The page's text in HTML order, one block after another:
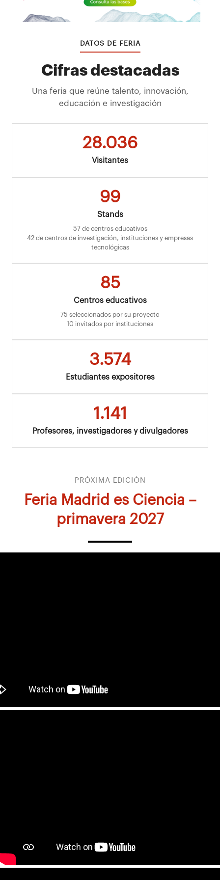
DATOS DE FERIA
Cifras destacadas
Una feria que reúne talento, innovación,
educación e investigación
28.036
Visitantes
99
Stands
57 de centros educativos
42 de centros de investigación, instituciones y empresas
tecnológicas
85
Centros educativos
75 seleccionados por su proyecto
10 invitados por instituciones
3.574
Estudiantes expositores
1.141
Profesores, investigadores y divulgadores
PRÓXIMA EDICIÓN
Feria Madrid es Ciencia –
primavera 2027